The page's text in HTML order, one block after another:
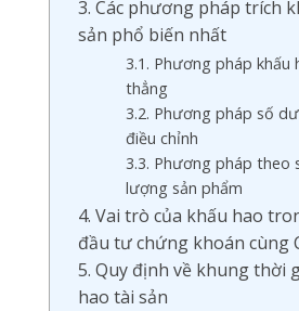
3. Các phương pháp trích
sản phổ biến nhất
3.1. Phương pháp khấu
thẳng
3.2. Phương pháp số
điều chỉnh
3.3. Phương pháp theo
lượng sản phẩm
4. Vai trò của khấu hao
đầu tư chứng khoán cùng
5. Quy định về khung thời
hao tài sản